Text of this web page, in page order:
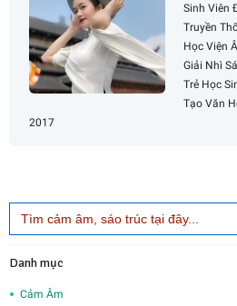
Sinh Viên
Truyền
Học Viện
Giải Nhì
Trẻ Học
Tạo Văn
2017
Search
for:
Danh mục
Cảm Âm